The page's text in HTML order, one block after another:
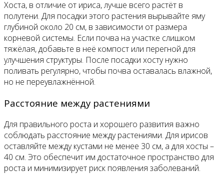
Хоста, в отличие от ириса, лучше всего растёт в
полутени. Для посадки этого растения вырывайте яму
глубиной около 20 см, в зависимости от размера
корневой системы. Если почва на участке слишком
тяжёлая, добавьте в неё компост или перегной для
улучшения структуры. После посадки хосту нужно
поливать регулярно, чтобы почва оставалась влажной,
но не переувлажнённой.
Расстояние между растениями
Для правильного роста и хорошего развития важно
соблюдать расстояние между растениями. Для ирисов
оставляйте между кустами не менее 30 см, а для хосты –
40 см. Это обеспечит им достаточное пространство для
роста и минимизирует риск появления заболеваний.